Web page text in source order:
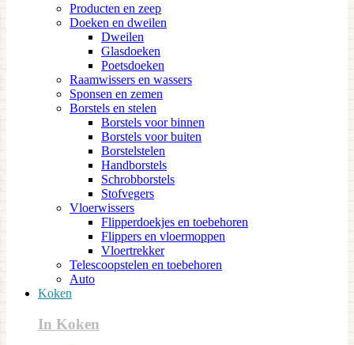
Producten en zeep
Doeken en dweilen
Dweilen
Glasdoeken
Poetsdoeken
Raamwissers en wassers
Sponsen en zemen
Borstels en stelen
Borstels voor binnen
Borstels voor buiten
Borstelstelen
Handborstels
Schrobborstels
Stofvegers
Vloerwissers
Flipperdoekjes en toebehoren
Flippers en vloermoppen
Vloertrekker
Telescoopstelen en toebehoren
Auto
Koken
In Koken